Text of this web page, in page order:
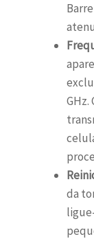
GHz.
da